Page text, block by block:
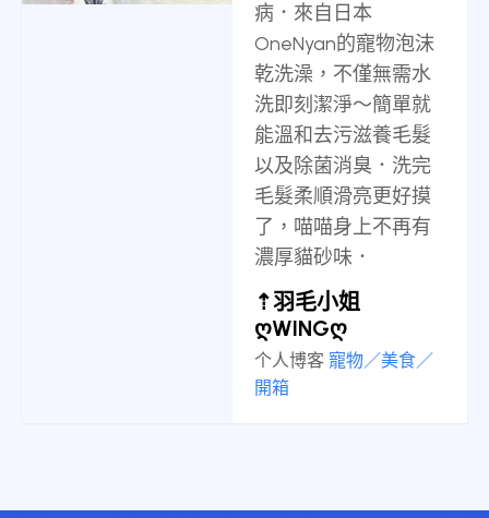
病．來自日本
OneNyan的寵物泡沫
乾洗澡，不僅無需水
洗即刻潔淨～簡單就
能溫和去污滋養毛髮
以及除菌消臭．洗完
毛髮柔順滑亮更好摸
了，喵喵身上不再有
濃厚貓砂味．
⇡羽毛小姐
ღWINGღ
个人博客寵物／美食／
開箱